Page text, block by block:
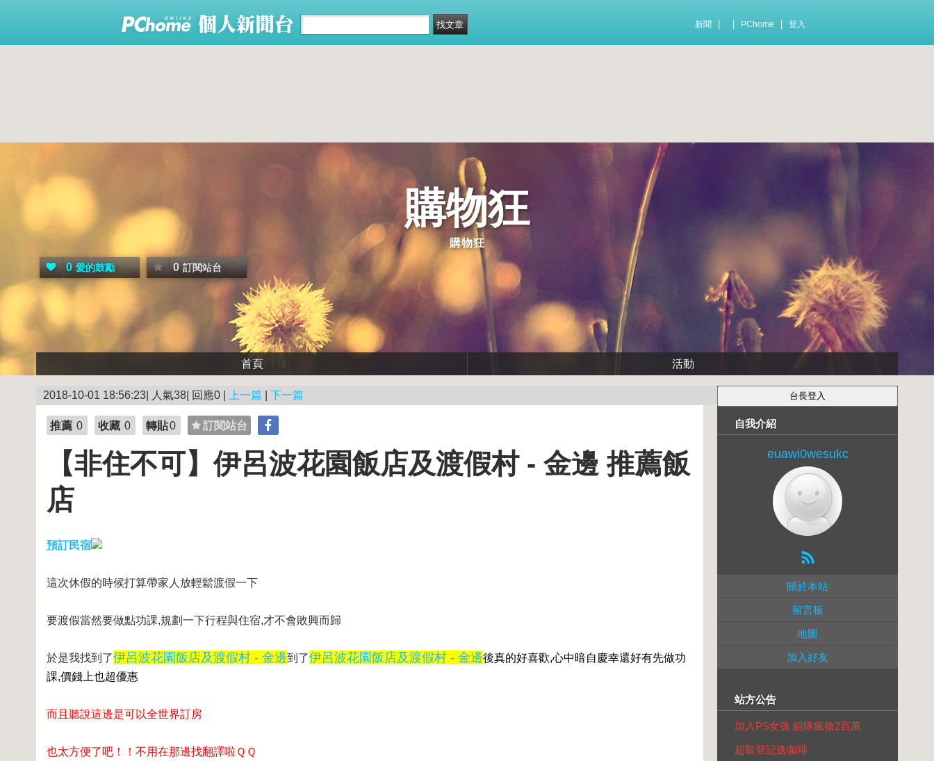
新聞 PChome 登入
購物狂
購物狂
0 愛的鼓勵 0 訂閱站台
首頁 活動
2018-10-01 18:56:23| 人氣38| 回應0 | 上一篇 下一篇
推薦 0 收藏 0 轉貼0 訂閱站台
【非住不可】伊呂波花園飯店及渡假村 - 金邊 推薦飯
店
預訂民宿
這次休假的時候打算帶家人放輕鬆渡假一下
要渡假當然要做點功課,規劃一下行程與住宿,才不會敗興而歸
於是我找到了伊呂波花園飯店及渡假村 - 金邊到了伊呂波花園飯店及渡假村 - 金邊後真的好喜歡,心中暗自慶幸還好有先做功
課,價錢上也超優惠
而且聽說這邊是可以全世界訂房
也太方便了吧！！不用在那邊找翻譯啦ＱＱ
自我介紹
euawi0wesukc
關於本站
留言板
地圖
加入好友
站方公告
加入PS女孩 組隊瘋搶2百萬
超取登記送咖啡